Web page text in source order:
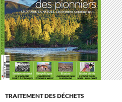
TRAITEMENT DES DÉCHETS